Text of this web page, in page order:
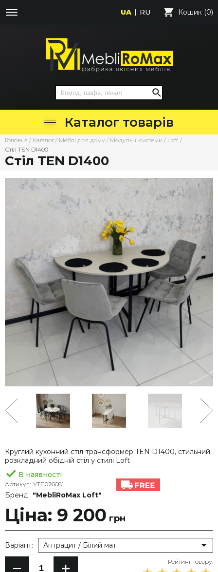
UA RU Кошик (0)
Каталог товарів
Головна / Каталог / Меблі для дому / Модульні системи / Loft /
Стіл TEN D1400
Стіл TEN D1400
Круглий кухонний стіл-трансформер TEN D1400, стильний
розкладний обідній стіл у стилі Loft
В наявності
Артикул: УТП026081
Бренд: "MebliRoMax Loft"
Ціна: 9 200 грн
Варіант: Антрацит / Білий мат
Рейтинг товару: